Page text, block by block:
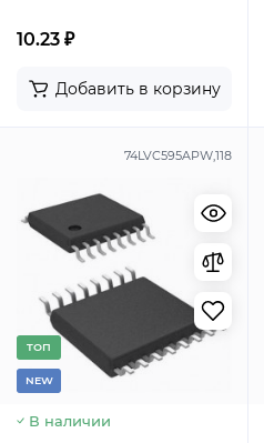
10.23 ₽
Добавить в корзину
74LVC595APW,118
TОП
NEW
В наличии